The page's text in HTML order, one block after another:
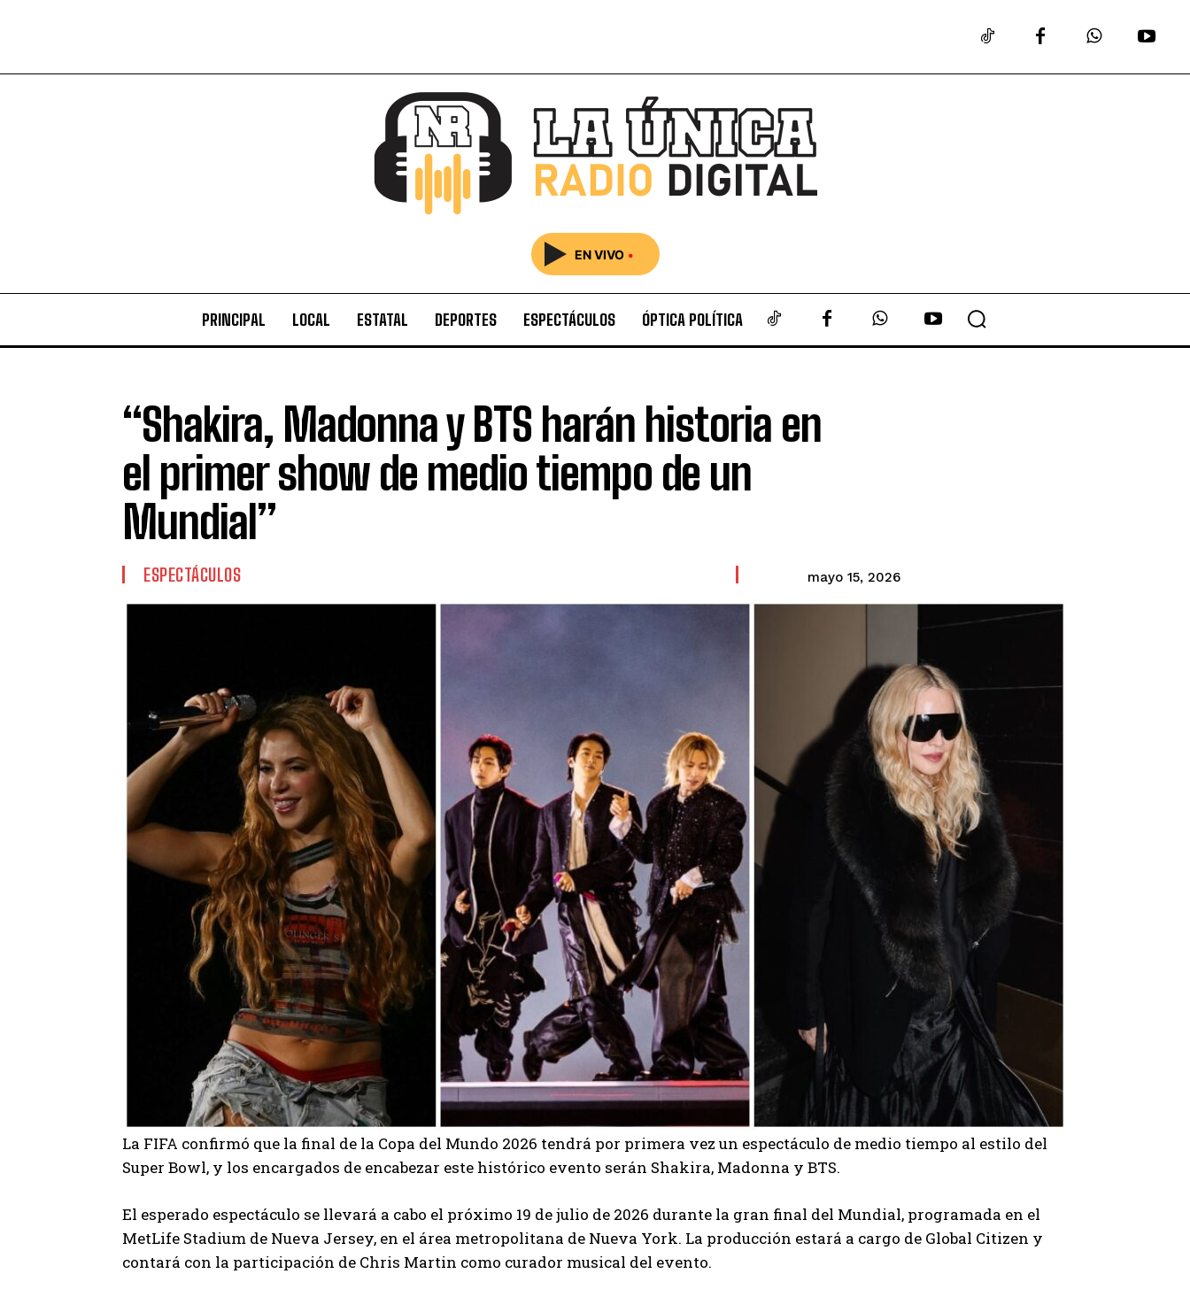
EN VIVO •
PRINCIPAL LOCAL ESTATAL DEPORTES ESPECTÁCULOS ÓPTICA POLÍTICA
“Shakira, Madonna y BTS harán historia en
el primer show de medio tiempo de un
Mundial”
ESPECTÁCULOS mayo 15, 2026
La FIFA confirmó que la final de la Copa del Mundo 2026 tendrá por primera vez un espectáculo de medio tiempo al estilo del
Super Bowl, y los encargados de encabezar este histórico evento serán Shakira, Madonna y BTS.
El esperado espectáculo se llevará a cabo el próximo 19 de julio de 2026 durante la gran final del Mundial, programada en el
MetLife Stadium de Nueva Jersey, en el área metropolitana de Nueva York. La producción estará a cargo de Global Citizen y
contará con la participación de Chris Martin como curador musical del evento.